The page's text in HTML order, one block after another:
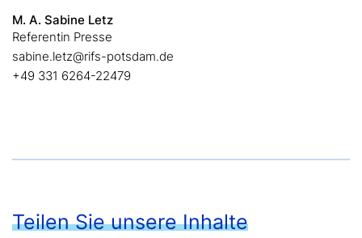
M. A. Sabine Letz
Referentin Presse
sabine.letz@rifs-potsdam.de
+49 331 6264-22479
Teilen Sie unsere Inhalte